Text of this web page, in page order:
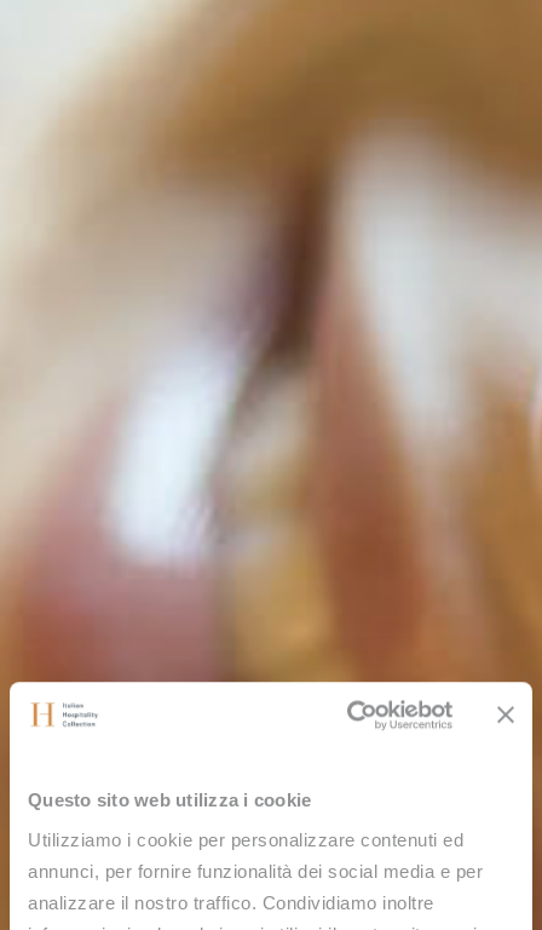
Questo sito web utilizza i cookie
Utilizziamo i cookie per personalizzare contenuti ed
annunci, per fornire funzionalità dei social media e per
analizzare il nostro traffico. Condividiamo inoltre